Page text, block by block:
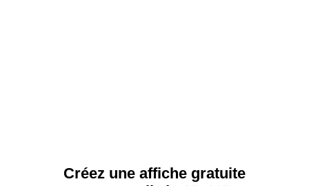
Créez une affiche gratuite